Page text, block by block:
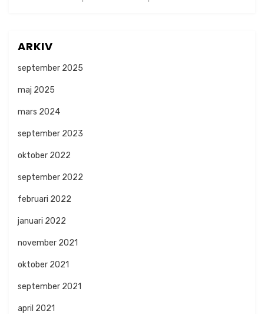
ARKIV
september 2025
maj 2025
mars 2024
september 2023
oktober 2022
september 2022
februari 2022
januari 2022
november 2021
oktober 2021
september 2021
april 2021